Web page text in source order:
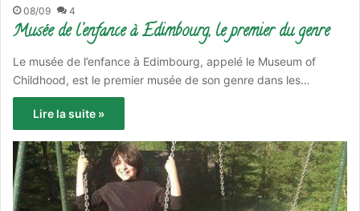
08/09 4
Musée de l’enfance à Edimbourg, le premier du genre
Le musée de l’enfance à Edimbourg, appelé le Museum of
Childhood, est le premier musée de son genre dans les…
Lire la suite »